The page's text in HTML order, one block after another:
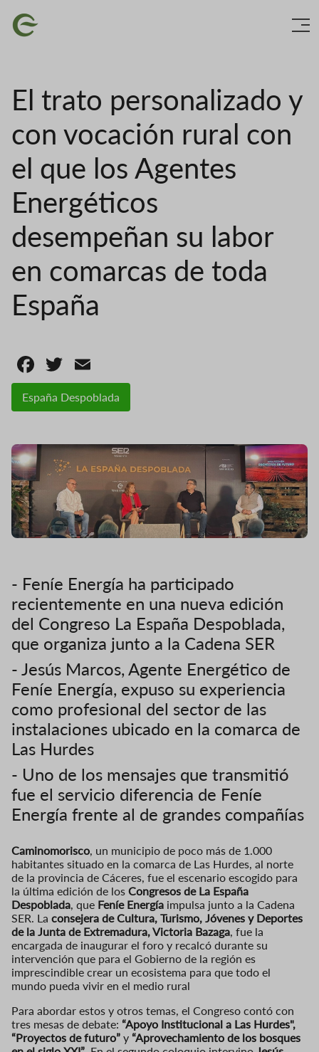
Image
El trato personalizado y
con vocación rural con
el que los Agentes
Energéticos
desempeñan su labor
en comarcas de toda
España
Facebook
Twitter
España Despoblada
- Feníe Energía ha participado
recientemente en una nueva edición
del Congreso La España Despoblada,
que organiza junto a la Cadena SER
- Jesús Marcos, Agente Energético de
Feníe Energía, expuso su experiencia
como profesional del sector de las
instalaciones ubicado en la comarca de
Las Hurdes
- Uno de los mensajes que transmitió
fue el servicio diferencia de Feníe
Energía frente al de grandes compañías
Caminomorisco , un municipio de poco más de 1.000
habitantes situado en la comarca de Las Hurdes, al norte
de la provincia de Cáceres, fue el escenario escogido para
la última edición de los Congresos de La España
Despoblada , que Feníe Energía impulsa junto a la Cadena
SER. La consejera de Cultura, Turismo, Jóvenes y Deportes
de la Junta de Extremadura, Victoria Bazaga , fue la
encargada de inaugurar el foro y recalcó durante su
intervención que para el Gobierno de la región es
imprescindible crear un ecosistema para que todo el
mundo pueda vivir en el medio rural
Para abordar estos y otros temas, el Congreso contó con
tres mesas de debate: “Apoyo Institucional a Las Hurdes",
“Proyectos de futuro” y “Aprovechamiento de los bosques